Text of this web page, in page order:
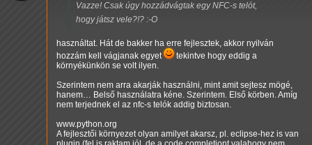
Vazze! Csak úgy hozzádvágtak egy NFC-s telót,
hogy játsz vele?!? :-O
használtat. Hát de bakker ha erre fejlesztek, akkor nyilván
hozzám kell vágjanak egyet
tekintve hogy eddig a
környékünkön se volt ilyen.
Szerintem nem arra akarják használni, mint amit sejtesz mögé,
hanem… Belső használatra kéne. Szerintem. Első körben. Amíg
nem terjednek el az nfc-s telók addig biztosan.
www.python.org
A fejlesztői környezet olyan amilyet akarsz, pl. eclipse-hez is van